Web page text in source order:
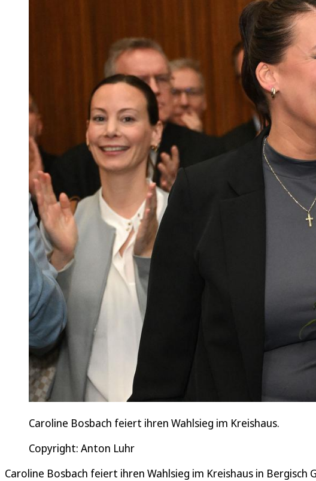
Caroline Bosbach feiert ihren Wahlsieg im Kreishaus.
Copyright: Anton Luhr
Caroline Bosbach feiert ihren Wahlsieg im Kreishaus in Bergisch